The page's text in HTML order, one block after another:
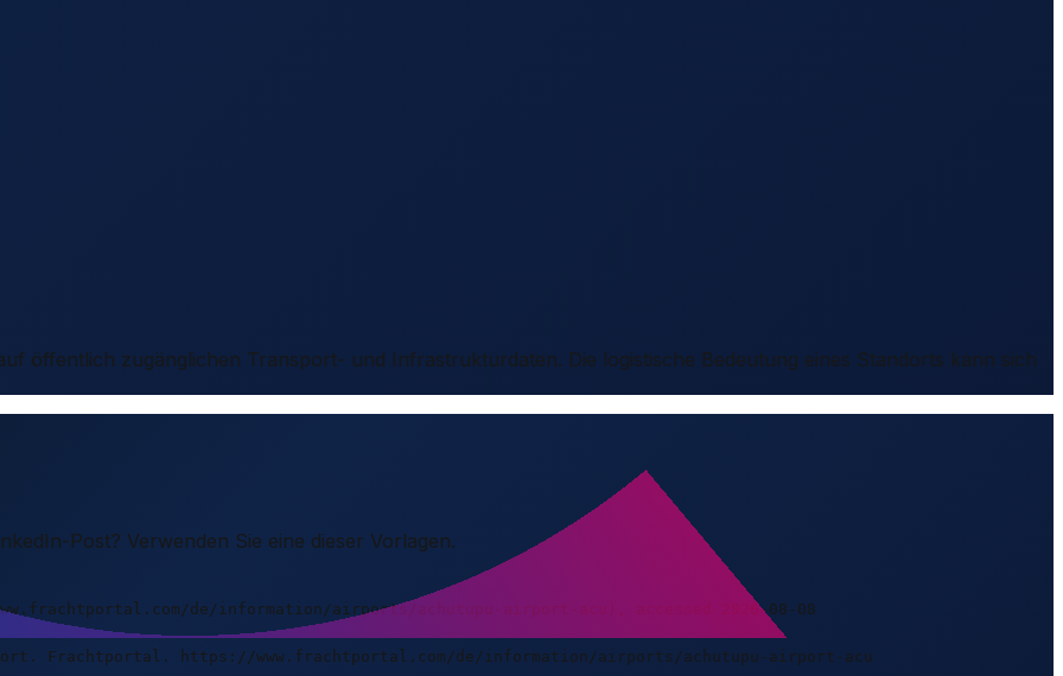
öffentlich zugänglichen Transport- und Infrastrukturdaten. Die logistische Bedeutung eines Standorts kann sich
Post? Verwenden Sie eine dieser Vorlagen.
de/information/airports/achutupu-airport-acu), accessed 2026-08-08
Frachtportal. https://www.frachtportal.com/de/information/airports/achutupu-airport-acu